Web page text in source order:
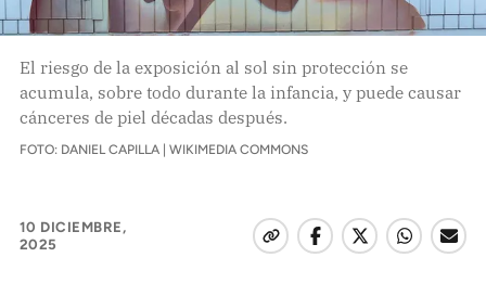
Pon tu lupa sobre lo
que importa
Dona aquí
Enviar
El riesgo de la exposición al sol sin protección se
acumula, sobre todo durante la infancia, y puede causar
cánceres de piel décadas después.
FOTO: DANIEL CAPILLA | WIKIMEDIA COMMONS
10 DICIEMBRE,
2025